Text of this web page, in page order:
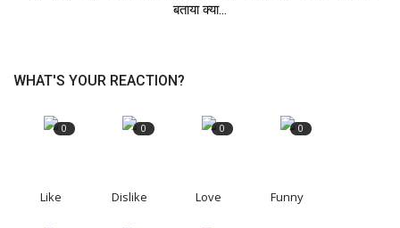
बताया क्या...
WHAT'S YOUR REACTION?
0
Like
0
Dislike
0
Love
0
Funny